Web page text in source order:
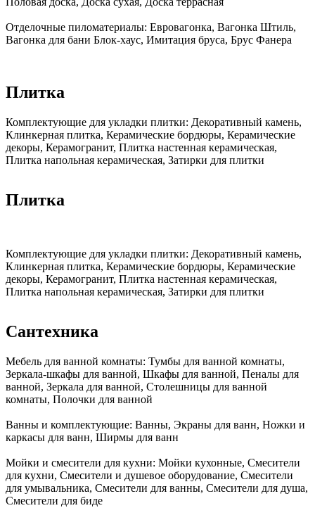
Отделочные пиломатериалы: Евровагонка, Вагонка Штиль,
Вагонка для бани Блок-хаус, Имитация бруса, Брус Фанера
Плитка
Комплектующие для укладки плитки: Декоративный камень,
Клинкерная плитка, Керамические бордюры, Керамические
декоры, Керамогранит, Плитка настенная керамическая,
Плитка напольная керамическая, Затирки для плитки
Плитка
Комплектующие для укладки плитки: Декоративный камень,
Клинкерная плитка, Керамические бордюры, Керамические
декоры, Керамогранит, Плитка настенная керамическая,
Плитка напольная керамическая, Затирки для плитки
Сантехника
Мебель для ванной комнаты: Тумбы для ванной комнаты,
Зеркала-шкафы для ванной, Шкафы для ванной, Пеналы для
ванной, Зеркала для ванной, Столешницы для ванной
комнаты, Полочки для ванной
Ванны и комплектующие: Ванны, Экраны для ванн, Ножки и
каркасы для ванн, Ширмы для ванн
Мойки и смесители для кухни: Мойки кухонные, Смесители
для кухни, Смесители и душевое оборудование, Смесители
для умывальника, Смесители для ванны, Смесители для душа,
Смесители для биде